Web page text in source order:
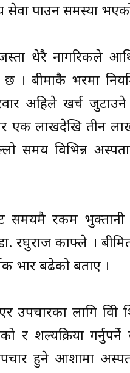
सेवा पाउन समस्या
धेरै नागरिकले
बीमाकै भरमा
अहिले खर्च
एक लाखदेखि तीन
समय विभिन्न
समयमै रकम भुक्तानी
रघुराज काफ्ले ।
भार बढेको बताए ।
उपचारका लागि
र शल्यक्रिया
हुने आशामा